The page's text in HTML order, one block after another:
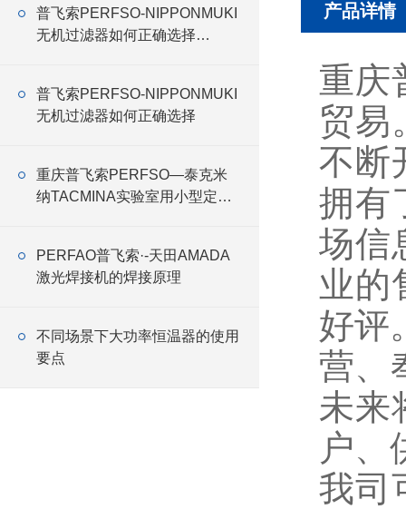
普飞索PERFSO-NIPPONMUKI
无机过滤器如何正确选择
普飞索PERFSO-NIPPONMUKI
无机过滤器如何正确选择
重庆普飞索PERFSO—泰克米
纳TACMINA实验室用小型定量
PERFAO普飞索·-天田AMADA
激光焊接机的焊接原理
不同场景下大功率恒温器的使用
要点
产品详情
重庆
贸易
不断
拥有
场信
业的
好评
营、
未来
户、
我司